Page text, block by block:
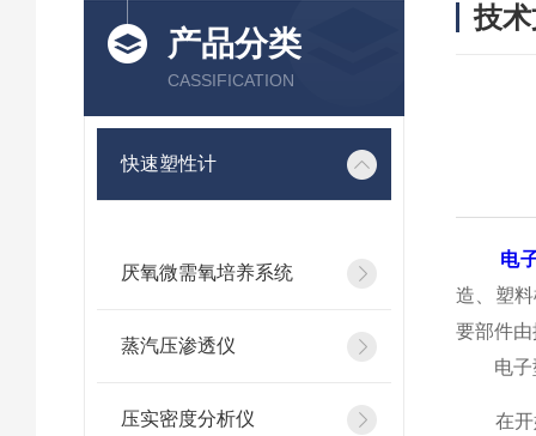
产品分类
CASSIFICATION
快速塑性计
厌氧微需氧培养系统
蒸汽压渗透仪
压实密度分析仪
技
电
造、塑
要部件
电子型
在开始